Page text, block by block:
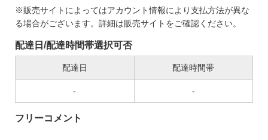
※販売サイトによってはアカウント情報により支払方法が異な
る場合がございます。詳細は販売サイトをご確認ください。
配達日/配達時間帯選択可否
配達日 配達時間帯
- -
フリーコメント